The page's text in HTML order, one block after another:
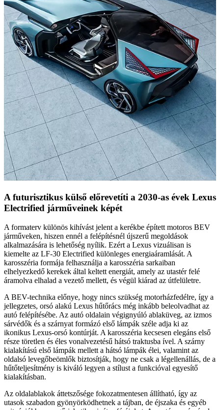
A futurisztikus külső előrevetíti a 2030-as évek Lexus
Electrified járműveinek képét
A formaterv különös kihívást jelent a kerékbe épített motoros BEV
járműveken, hiszen ennél a felépítésnél újszerű megoldások
alkalmazására is lehetőség nyílik. Ezért a Lexus vizuálisan is
kiemelte az LF-30 Electrified különleges energiaáramlását. A
karosszéria formája felhasználja a karosszéria sarkaiban
elhelyezkedő kerekek által keltett energiát, amely az utastér felé
áramolva elhalad a vezető mellett, és végül kiárad az útfelületre.
A BEV-technika előnye, hogy nincs szükség motorházfedélre, így a
jellegzetes, orsó alakú Lexus hűtőrács még inkább beleolvadhat az
autó felépítésébe. Az autó oldalain végignyúló ablaküveg, az izmos
sárvédők és a szárnyat formázó első lámpák széle adja ki az
ikonikus Lexus-orsó kontúrját. A karosszéria kecsesen elegáns első
része töretlen és éles vonalvezetésű hátsó traktusba ível. A szárny
kialakítású első lámpák mellett a hátsó lámpák élei, valamint az
oldalsó levegőbeömlők biztosítják, hogy ne csak a légellenállás, de a
hűtőteljesítmény is kiváló legyen a stílust a funkcióval egyesítő
kialakításban.
Az oldalablakok áttetszősége fokozatmentesen állítható, így az
utasok szabadon gyönyörködhetnek a tájban, de éjszaka és egyéb